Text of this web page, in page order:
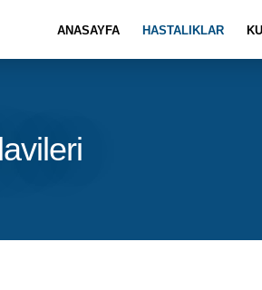
ANASAYFA HASTALIKLAR